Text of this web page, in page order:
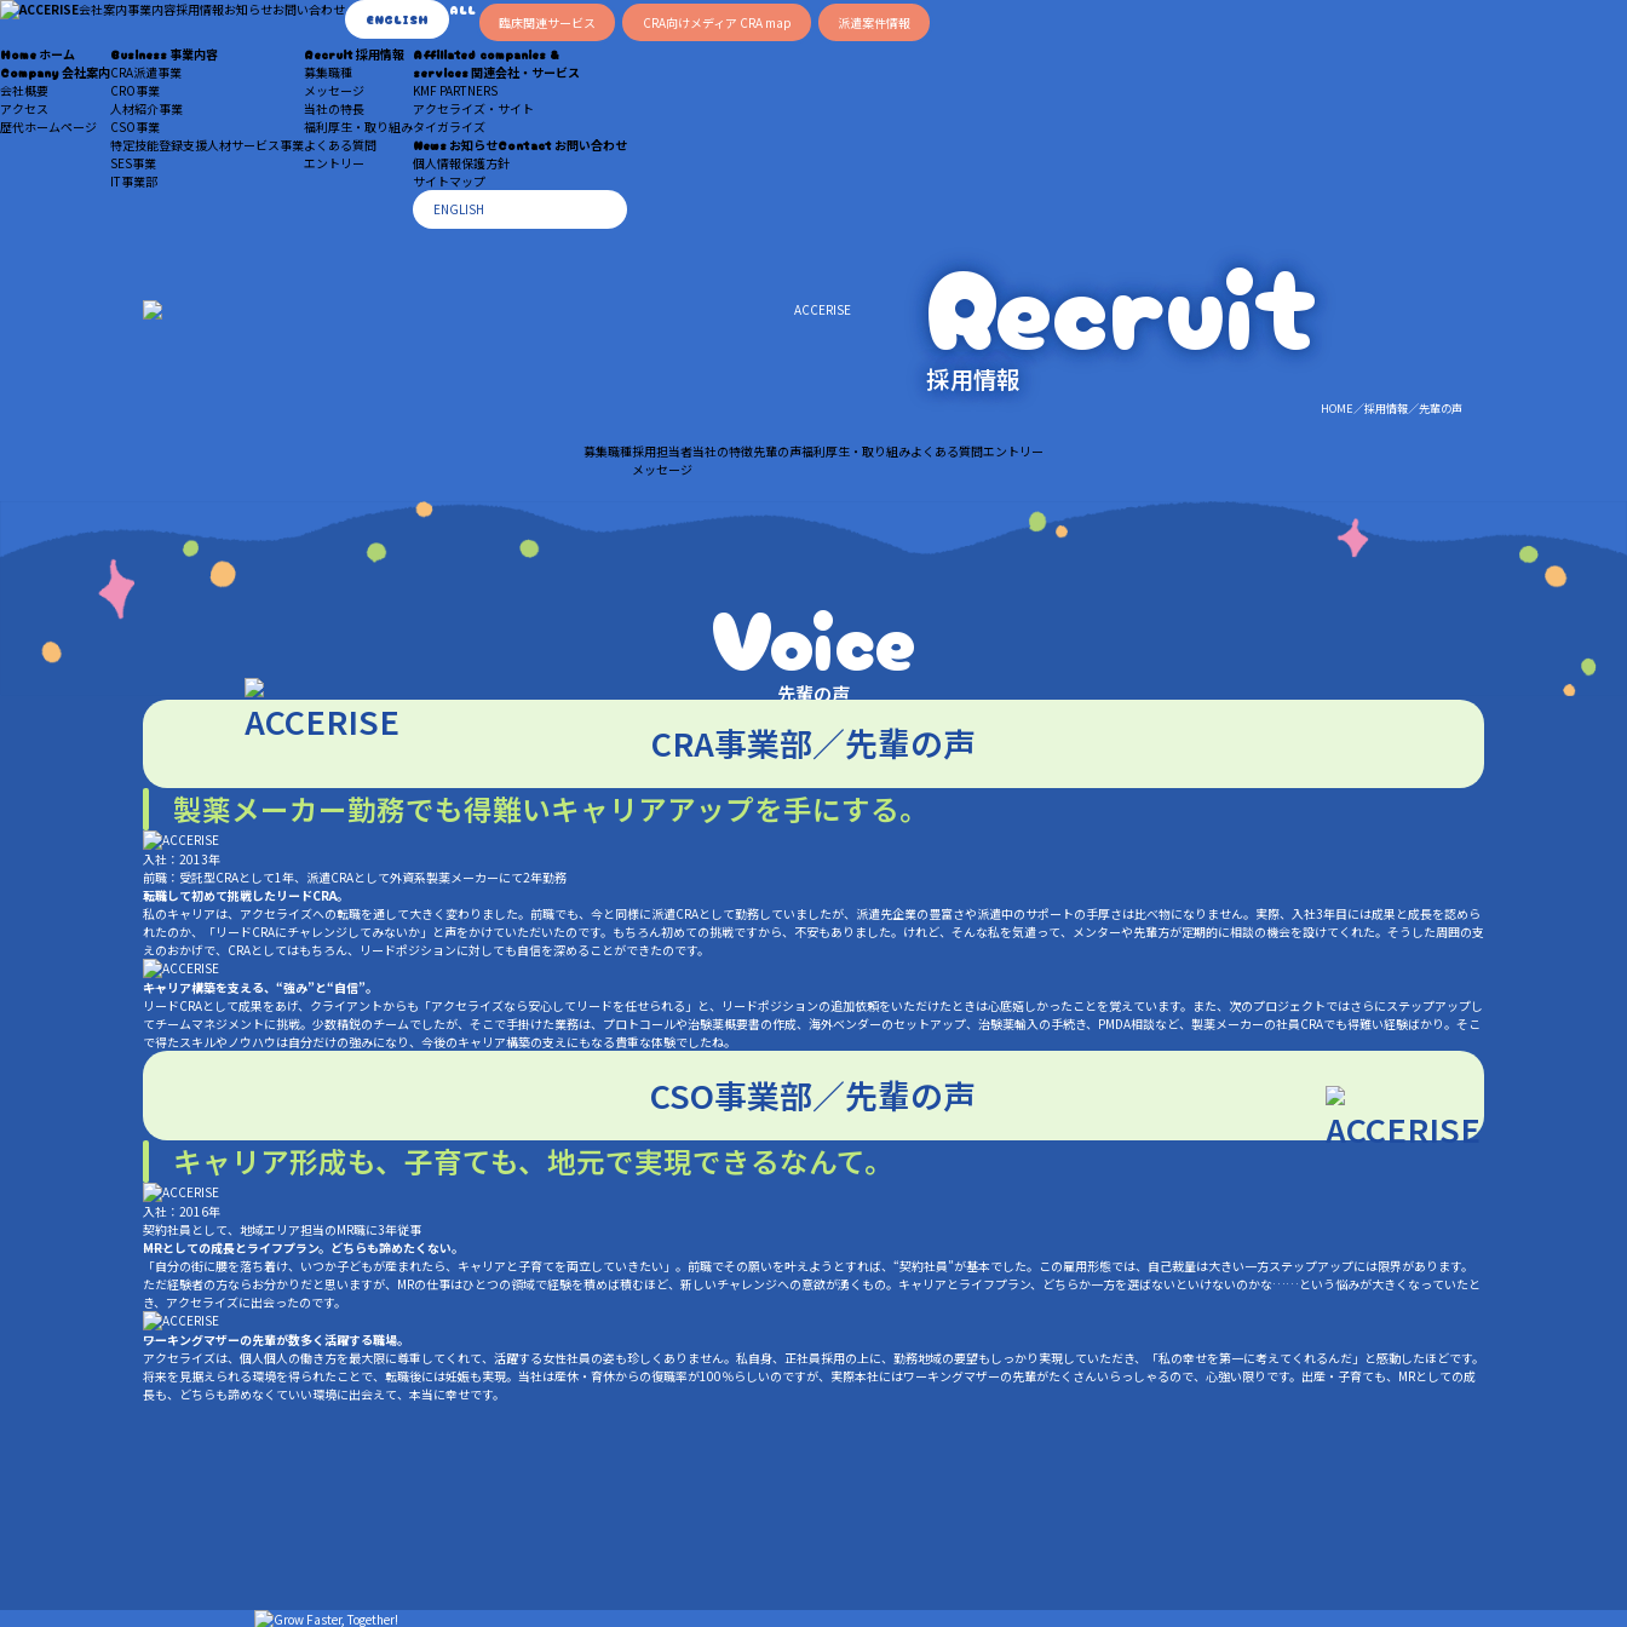
会社案内事業内容採用情報お知らせお問い合わせ
ENGLISH
ALL
臨床関連サービス CRA向けメディア CRA map
派遣案件情報
Home ホーム
Company会社案内
会社概要
アクセス
歴代ホームページ
Business 事業内容
CRA派遣事業
CRO事業
人材紹介事業
CSO事業
特定技能登録支援人材サービス事業
SES事業
IT事業部
Recruit採用情報
募集職種
メッセージ
当社の特長
福利厚生・取り組み
よくある質問
エントリー
Affiliated companies &
services関連会社・サービス
KMF PARTNERS
アクセライズ・サイト
タイガライズ
News お知らせContact お問い合わせ
個人情報保護方針
サイトマップ
ENGLISH
Recruit
採用情報
HOME 採用情報 先輩の声
募集職種採用担当者
メッセージ
当社の特徴先輩の声福利厚生・取り組みよくある質問エントリー
Voice
先輩の声
CRA事業部／先輩の声
製薬メーカー勤務でも得難いキャリアアップを手にする。
入社：2013年
前職：受託型CRAとして1年、派遣CRAとして外資系製薬メーカーにて2年勤務
――転職して初めて挑戦したリードCRA。
私のキャリアは、アクセライズへの転職を通して大きく変わりました。前職でも、今と同様に派遣CRAとして勤務していましたが、派遣先企業の豊富さや派遣中のサポートの手厚さは比べ物になりません。実際、入社3年目には成果と成長を認めら
れたのか、「リードCRAにチャレンジしてみないか」と声をかけていただいたのです。もちろん初めての挑戦ですから、不安もありました。けれど、そんな私を気遣って、メンターや先輩方が定期的に相談の機会を設けてくれた。そうした周囲の支
えのおかげで、CRAとしてはもちろん、リードポジションに対しても自信を深めることができたのです。
――キャリア構築を支える、“強み”と“自信”。
リードCRAとして成果をあげ、クライアントからも「アクセライズなら安心してリードを任せられる」と、リードポジションの追加依頼をいただけたときは心底嬉しかったことを覚えています。また、次のプロジェクトではさらにステップアップし
てチームマネジメントに挑戦。少数精鋭のチームでしたが、そこで手掛けた業務は、プロトコールや治験薬概要書の作成、海外ベンダーのセットアップ、治験薬輸入の手続き、PMDA相談など、製薬メーカーの社員CRAでも得難い経験ばかり。そこ
で得たスキルやノウハウは自分だけの強みになり、今後のキャリア構築の支えにもなる貴重な体験でしたね。
CSO事業部／先輩の声
キャリア形成も、子育ても、地元で実現できるなんて。
入社：2016年
契約社員として、地域エリア担当のMR職に3年従事
――MRとしての成長とライフプラン。どちらも諦めたくない。
「自分の街に腰を落ち着け、いつか子どもが産まれたら、キャリアと子育てを両立していきたい」。前職でその願いを叶えようとすれば、“契約社員”が基本でした。この雇用形態では、自己裁量は大きい一方ステップアップには限界があります。
ただ経験者の方ならお分かりだと思いますが、MRの仕事はひとつの領域で経験を積めば積むほど、新しいチャレンジへの意欲が湧くもの。キャリアとライフプラン、どちらか一方を選ばないといけないのかな……という悩みが大きくなっていたと
き、アクセライズに出会ったのです。
――ワーキングマザーの先輩が数多く活躍する職場。
アクセライズは、個人個人の働き方を最大限に尊重してくれて、活躍する女性社員の姿も珍しくありません。私自身、正社員採用の上に、勤務地域の要望もしっかり実現していただき、「私の幸せを第一に考えてくれるんだ」と感動したほどです。
将来を見据えられる環境を得られたことで、転職後には妊娠も実現。当社は産休・育休からの復職率が100％らしいのですが、実際本社にはワーキングマザーの先輩がたくさんいらっしゃるので、心強い限りです。出産・子育ても、MRとしての成
長も、どちらも諦めなくていい環境に出会えて、本当に幸せです。